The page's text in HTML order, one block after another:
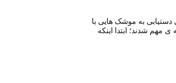
دستیابی به موشک هایی با
ی مهم شدند؛ ابتدا اینکه